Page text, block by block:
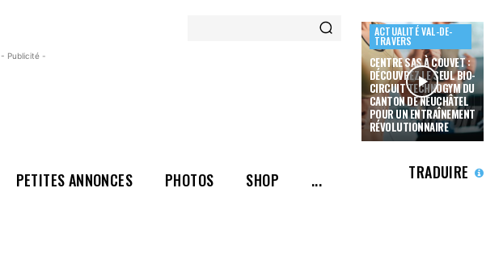
- Publicité -
ACTUALITÉ VAL-DE-
TRAVERS
CENTRE SAS À COUVET :
DÉCOUVREZ LE SEUL BIO-
CIRCUIT TECHNOGYM DU
CANTON DE NEUCHÂTEL
POUR UN ENTRAÎNEMENT
RÉVOLUTIONNAIRE
PETITES ANNONCES PHOTOS SHOP ... TRADUIRE